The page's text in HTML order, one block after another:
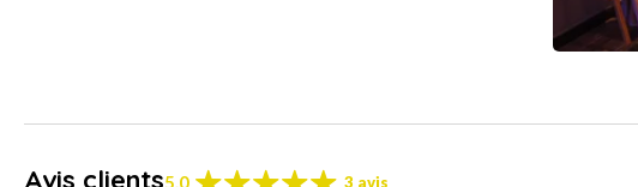
Avis clients5.0 3 avis